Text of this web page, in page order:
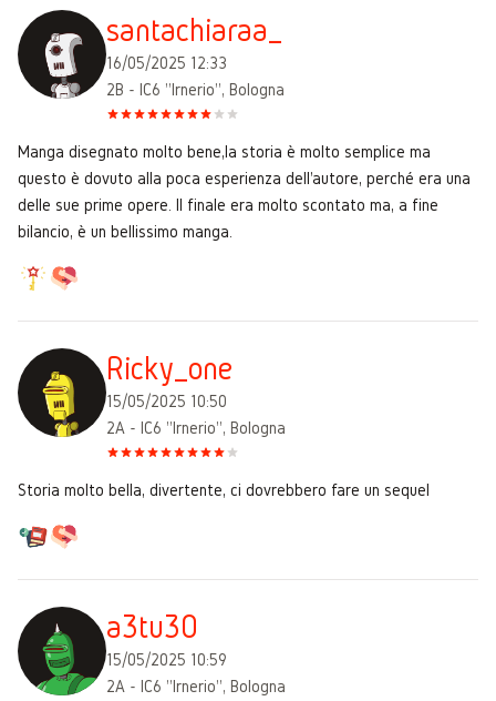
santachiaraa_
16/05/2025 12:33
2B - IC6 "Irnerio", Bologna
Manga disegnato molto bene,la storia è molto semplice ma
questo è dovuto alla poca esperienza dell'autore, perché era una
delle sue prime opere. Il finale era molto scontato ma, a fine
bilancio, è un bellissimo manga.
Ricky_one
15/05/2025 10:50
2A - IC6 "Irnerio", Bologna
Storia molto bella, divertente, ci dovrebbero fare un sequel
a3tu30
15/05/2025 10:59
2A - IC6 "Irnerio", Bologna